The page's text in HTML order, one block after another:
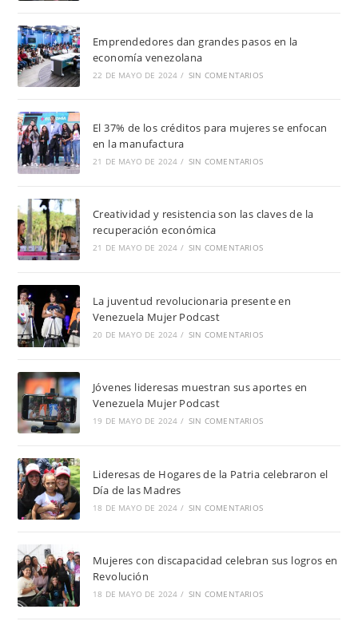
Emprendedores dan grandes pasos en la
economía venezolana
22 DE MAYO DE 2024 / SIN COMENTARIOS
El 37% de los créditos para mujeres se enfocan
en la manufactura
21 DE MAYO DE 2024 / SIN COMENTARIOS
Creatividad y resistencia son las claves de la
recuperación económica
21 DE MAYO DE 2024 / SIN COMENTARIOS
La juventud revolucionaria presente en
Venezuela Mujer Podcast
20 DE MAYO DE 2024 / SIN COMENTARIOS
Jóvenes lideresas muestran sus aportes en
Venezuela Mujer Podcast
19 DE MAYO DE 2024 / SIN COMENTARIOS
Lideresas de Hogares de la Patria celebraron el
Día de las Madres
18 DE MAYO DE 2024 / SIN COMENTARIOS
Mujeres con discapacidad celebran sus logros en
Revolución
18 DE MAYO DE 2024 / SIN COMENTARIOS